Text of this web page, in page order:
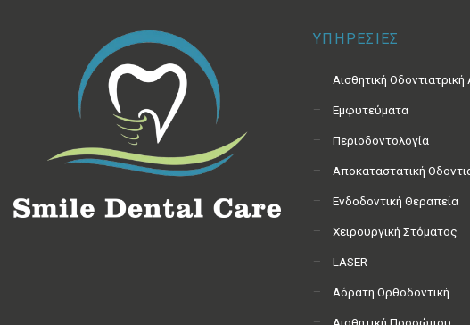
ΥΠΗΡΕΣΙΕΣ
Αισθητική
Εμφυτεύματα
Περιοδοντολογία
Αποκαταστατική
Ενδοδοντική Θεραπεία
Χειρουργική Στόματος
LASER
Αόρατη Ορθοδοντική
Αισθητική Προσώπου